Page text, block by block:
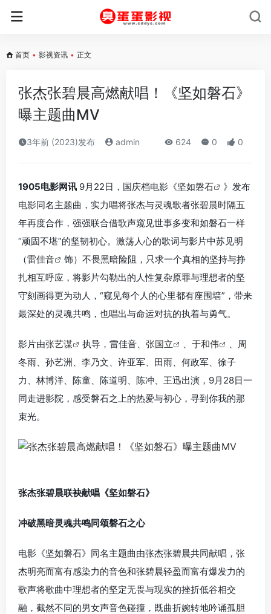
首页 • 影视资讯 • 正文
张杰张碧晨高燃献唱！《坚如磐石》
曝主题曲MV
3年前 (2023)发布 admin 624 0 0
1905电影网讯 9月22日，国庆档电影《坚如磐石
》发布
电影同名主题曲，实力唱将张杰与灵魂歌者张碧晨时隔五
年再度合作，强强联合借歌声窥见世事多变和如磐石一样
“顽固不堪”的坚韧初心。激荡人心的歌词与影片中苏见明
（雷佳音
饰）不畏黑暗险阻，只求一个真相的坚持与挣
扎相互呼应，将影片勾勒出的人性复杂原罪与理想者的坚
守刻画得更为动人，“窥见每个人的心里都有座围墙”，带来
最深处的灵魂共鸣，也唱出与命运对抗的执着与勇气。
影片由张艺谋 执导，雷佳音、 张国立 、 于和伟
、周
冬雨、孙艺洲、李乃文、许亚军、田雨、何政军、徐子
力、林博洋、陈童、陈道明、陈冲、王迅出演，9月28日一
同走进影院，感受磐石之上的热爱与初心，寻到你我的那
束光。
张杰张碧晨联袂献唱《坚如磐石》
冲破黑暗灵魂共鸣同颂磐石之心
电影《坚如磐石》同名主题曲由张杰张碧晨共同献唱，张
杰明亮而富有感染力的音色和张碧晨轻盈而富有爆发力的
歌声将歌曲中理想者的坚定无畏与现实的挫折低谷相交
融，截然不同的男女声音色碰撞，既曲折婉转地吟诵孤胆